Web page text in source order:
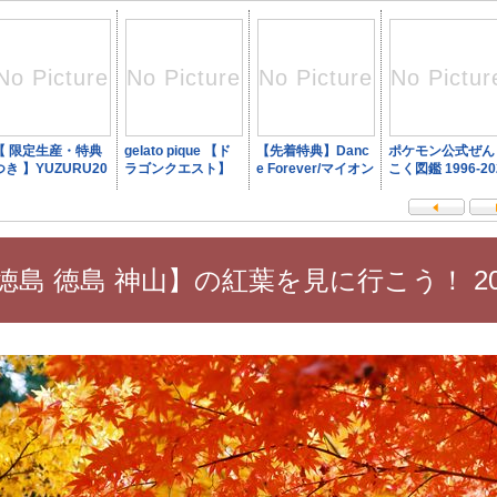
島 徳島 神山】の紅葉を見に行こう！